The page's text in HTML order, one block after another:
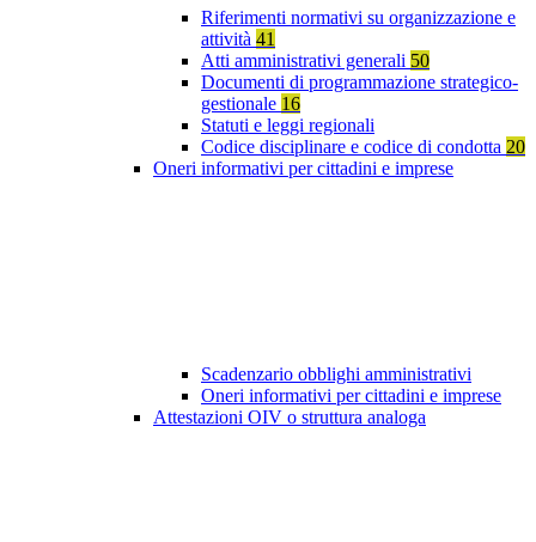
Riferimenti normativi su organizzazione e
attività 41
Atti amministrativi generali 50
Documenti di programmazione strategico-
gestionale 16
Statuti e leggi regionali
Codice disciplinare e codice di condotta 20
Oneri informativi per cittadini e imprese
Scadenzario obblighi amministrativi
Oneri informativi per cittadini e imprese
Attestazioni OIV o struttura analoga